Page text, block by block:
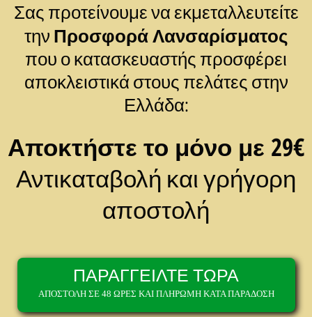
Σας προτείνουμε να εκμεταλλευτείτε
την Προσφορά Λανσαρίσματος
που ο κατασκευαστής προσφέρει
αποκλειστικά στους πελάτες στην
Ελλάδα:
Αποκτήστε το μόνο με 29€
Αντικαταβολή και γρήγορη
αποστολή
ΠΑΡΑΓΓΕΙΛΤΕ ΤΩΡΑ
ΑΠΟΣΤΟΛΗ ΣΕ 48 ΩΡΕΣ ΚΑΙ ΠΛΗΡΩΜΗ ΚΑΤΑ ΠΑΡΑΔΟΣΗ